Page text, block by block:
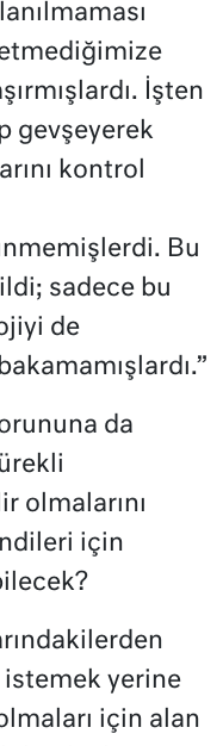
İşten
gevşeyerek
kontrol
Bu
sadece bu
de
da
olmalarını
için
istemek yerine
için alan